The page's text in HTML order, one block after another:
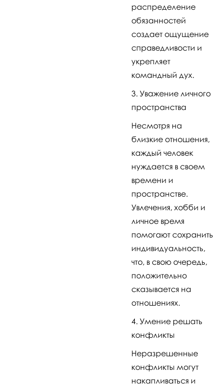
распределение
обязанностей
создает ощущение
справедливости и
укрепляет
командный дух.
Уважение личного
пространства
Несмотря на
близкие отношения,
каждый человек
нуждается в своем
времени и
пространстве.
Увлечения, хобби и
личное время
помогают сохранить
индивидуальность,
что, в свою очередь,
положительно
сказывается на
отношениях.
Умение решать
конфликты
Неразрешенные
конфликты могут
накапливаться и